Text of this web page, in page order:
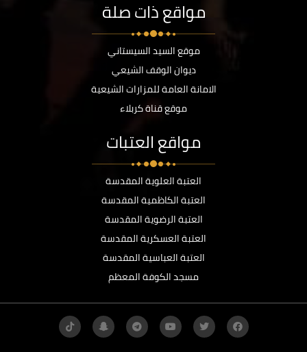
مواقع ذات صلة
موقع السيد السيستاني
ديوان الوقف الشيعي
الامانة العامة للمزارات الشيعية
موقع قناة كربلاء
مواقع العتبات
العتبة العلوية المقدسة
العتبة الكاظمية المقدسة
العتبة الرضوية المقدسة
العتبة العسكرية المقدسة
العتبة العباسية المقدسة
مسجد الكوفة المعظم